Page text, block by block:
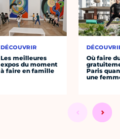
DÉCOUVRIR
Les meilleures
expos du moment
à faire en famille
Où faire
Paris
une